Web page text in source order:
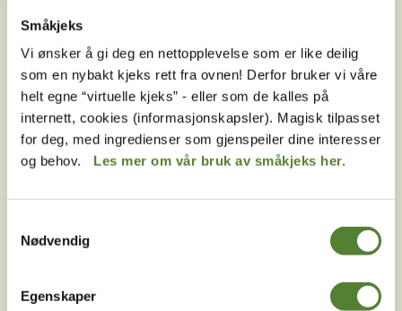
Småkjeks
Vi ønsker å gi deg en nettopplevelse som er like deilig
som en nybakt kjeks rett fra ovnen! Derfor bruker vi våre
helt egne “virtuelle kjeks” - eller som de kalles på
internett, cookies (informasjonskapsler). Magisk tilpasset
for deg, med ingredienser som gjenspeiler dine interesser
og behov. Les mer om vår bruk av småkjeks her.
Nødvendig
Egenskaper
Kan Kaptein Sabeltann-forestillingen bli avlyst ved
dårlig vær?
Hvor langt unna ligger Kaptein Sabeltann-
forestillingen fra Abra Havn?
Hvor mye koster parkering ifm. Kaptein Sabeltann-